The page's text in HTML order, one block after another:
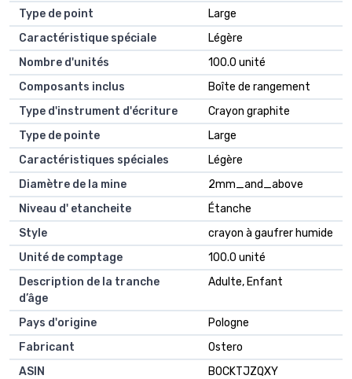
Type de point
Large
Caractéristique spéciale
Légère
Nombre d'unités
100.0 unité
Composants inclus
Boîte de rangement
Type d'instrument d'écriture
Crayon graphite
Type de pointe
Large
Caractéristiques spéciales
Légère
Diamètre de la mine
2mm_and_above
Niveau d' etancheite
Étanche
Style
crayon à gaufrer humide
Unité de comptage
100.0 unité
Description de la tranche
d’âge
Adulte, Enfant
Pays d'origine
Pologne
Fabricant
Ostero
ASIN
B0CKTJZQXY